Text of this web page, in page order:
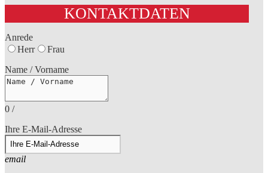
KONTAKTDATEN
Anrede
Herr
Frau
Name / Vorname
0 /
Ihre E-Mail-Adresse
email